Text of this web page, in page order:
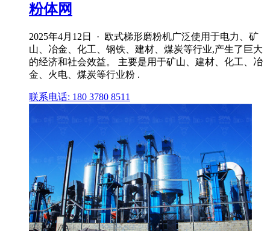
粉体网
2025年4月12日 · 欧式梯形磨粉机广泛使用于电力、矿
山、冶金、化工、钢铁、建材、煤炭等行业,产生了巨大
的经济和社会效益。 主要是用于矿山、建材、化工、冶
金、火电、煤炭等行业粉 .
联系电话: 180 3780 8511